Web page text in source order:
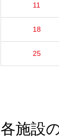
11
18
25
各施設